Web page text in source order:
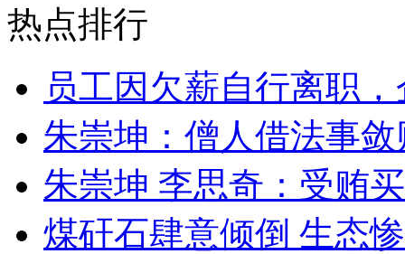
热点排行
员工因欠薪自行离职
朱崇坤：僧人借法事
朱崇坤 李思奇：受贿
煤矸石肆意倾倒 生态